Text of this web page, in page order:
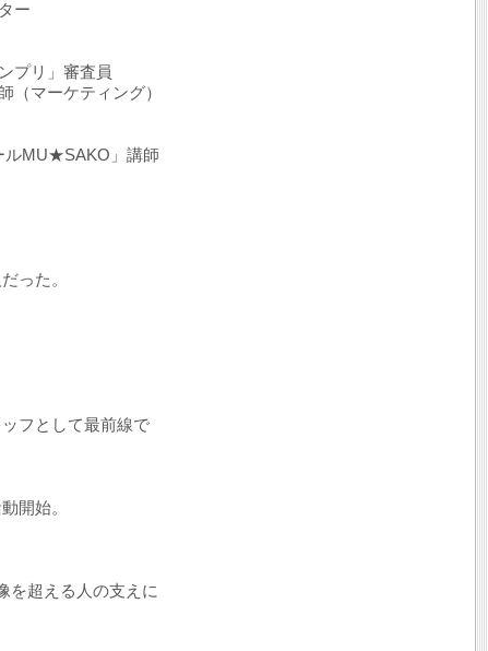
ー
プリ」審査員
マーケティング）
MU★SAKO」講師
った。
フとして最前線で
開始。
を超える人の支えに